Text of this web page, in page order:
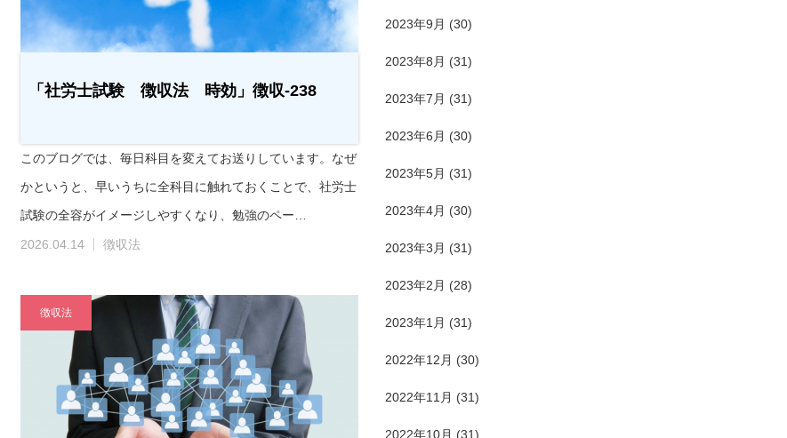
「社労士試験 徴収法 時効」徴収-238
このブログでは、毎日科目を変えてお送りしています。なぜ
かというと、早いうちに全科目に触れておくことで、社労士
試験の全容がイメージしやすくなり、勉強のペー…
2026.04.14 徴収法
徴収法
2023年9月 (30)
2023年8月 (31)
2023年7月 (31)
2023年6月 (30)
2023年5月 (31)
2023年4月 (30)
2023年3月 (31)
2023年2月 (28)
2023年1月 (31)
2022年12月 (30)
2022年11月 (31)
2022年10月 (31)